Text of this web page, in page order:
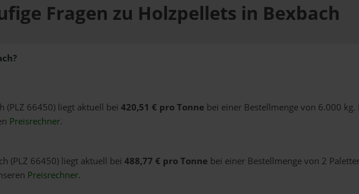
Fragen zu Holzpellets in Bexbach
(PLZ 66450) liegt aktuell bei 420,51 € pro Tonne bei einer Bestellmenge von 6.000
Preisrechner.
(PLZ 66450) liegt aktuell bei 488,77 € pro Tonne bei einer Bestellmenge von 2
Preisrechner.